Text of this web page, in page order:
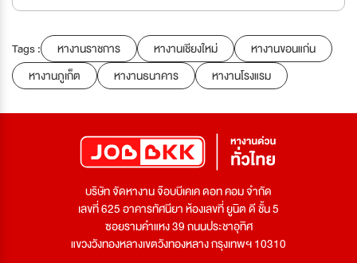
Tags : หางานราชการ หางานเชียงใหม่
หางานขอนแก่น
หางานภูเก็ต
หางานธนาคาร หางานโรงแรม
บริษัท จัดหางาน จ๊อบบีเคเค ดอท คอม จำกัด
เลขที่ 625 อาคารทัศนียา ห้องเลขที่ ยูนิต ดี ชั้น 5
ซอยรามคำแหง 39 ถนนประชาอุทิศ
แขวงวังทองหลางเขตวังทองหลาง กรุงเทพฯ 10310